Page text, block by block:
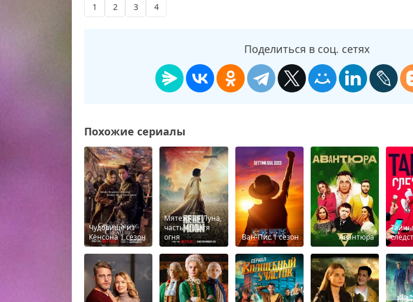
онлайн, Миллионерша эфир, Миллионерша прямо сейчас, Миллионерша
Миллионерша онлайн бесплатно, программа Миллионерша, смотреть
1 2 3 4
Поделиться в соц. сетях
Похожие сериалы
Чудовище из
Кёнсона 1 сезон
Мятежная Луна,
часть 1: Дитя
огня
Ван-Пис 1 сезон Авантюра
Тайны